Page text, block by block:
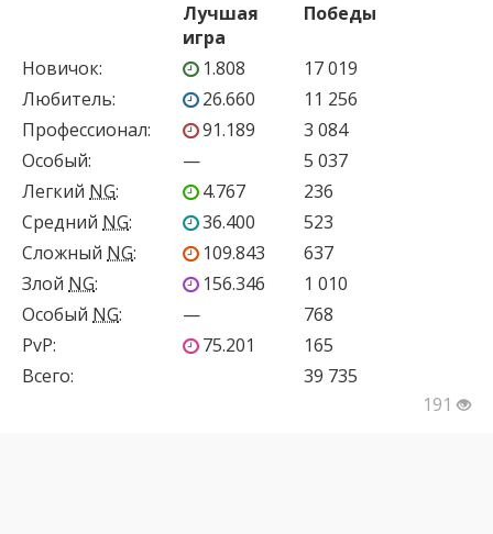
Лучшая
игра
Победы
Новичок: 1.808
17 019
Любитель: 26.660
11 256
Профессионал: 91.189
3 084
Особый: —
5 037
Легкий NG: 4.767
236
Средний NG: 36.400
523
Сложный NG: 109.843
637
Злой NG: 156.346
1 010
Особый NG: —
768
PvP: 75.201
165
Всего:
39 735
191